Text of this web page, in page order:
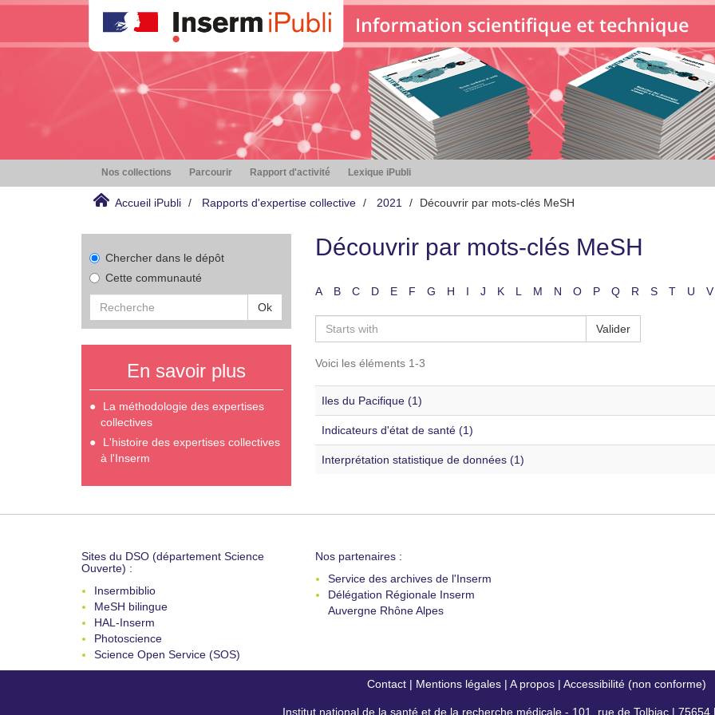
Nos collections Parcourir Rapport d'activité Lexique iPubli
Accueil iPubli Rapports d'expertise collective 2021 Découvrir par mots-clés MeSH
Chercher dans le dépôt
Cette communauté
Ok
En savoir plus
La méthodologie des expertises
collectives
L'histoire des expertises collectives
à l'Inserm
Découvrir par mots-clés MeSH
A B C D E F G H I J K L M N O P Q R S T U V
Valider
Voici les éléments 1-3
Iles du Pacifique (1)
Indicateurs d'état de santé (1)
Interprétation statistique de données (1)
Sites du DSO (département Science
Ouverte) :
Insermbiblio
MeSH bilingue
HAL-Inserm
Photoscience
Science Open Service (SOS)
Nos partenaires :
Service des archives de l'Inserm
Délégation Régionale Inserm
Auvergne Rhône Alpes
Contact| Mentions légales| A propos| Accessibilité (non conforme)
Institut national de la santé et de la recherche médicale - 101, rue de Tolbiac | 75654